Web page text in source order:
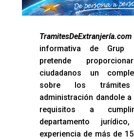
TramitesDeExtranjería.com
informativa de Grup
pretende
ciudadanos un
sobre los
administración dandole
requisitos a
departamento
experiencia de más de